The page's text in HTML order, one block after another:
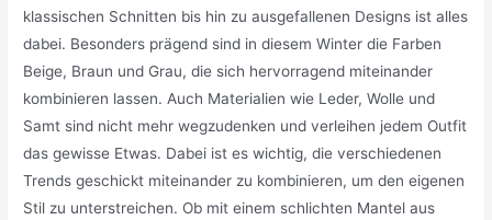
klassischen Schnitten bis hin zu ausgefallenen Designs ist alles
dabei. Besonders prägend sind in diesem Winter die Farben
Beige, Braun und Grau, die sich hervorragend miteinander
kombinieren lassen. Auch Materialien wie Leder, Wolle und
Samt sind nicht mehr wegzudenken und verleihen jedem Outfit
das gewisse Etwas. Dabei ist es wichtig, die verschiedenen
Trends geschickt miteinander zu kombinieren, um den eigenen
Stil zu unterstreichen. Ob mit einem schlichten Mantel aus